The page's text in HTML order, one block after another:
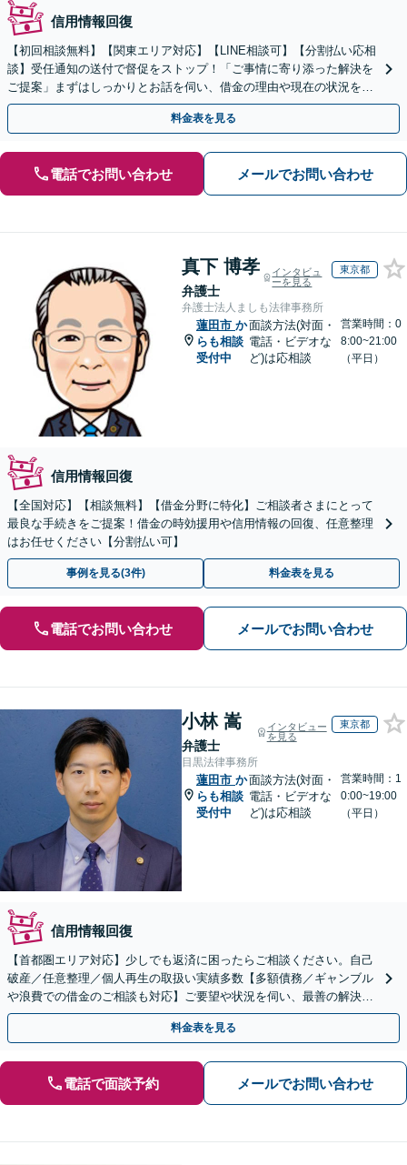
信用情報回復
【初回相談無料】【関東エリア対応】【LINE相談可】【分割払い応相
談】受任通知の送付で督促をストップ！「ご事情に寄り添った解決を
ご提案」まずはしっかりとお話を伺い、借金の理由や現在の状況を丁
寧にお聞きするので、ぜひお気軽にご相談ください。
料金表を見る
電話でお問い合わせ メールでお問い合わせ
真下 博孝
弁護士
インタビュ
ーを見る
東京都
弁護士法人ましも法律事務所
蓮田市 か
らも相談
受付中
面談方法(対面・
電話・ビデオな
ど)は応相談
営業時間：0
8:00~21:00
（平日）
信用情報回復
【全国対応】【相談無料】【借金分野に特化】ご相談者さまにとって
最良な手続きをご提案！借金の時効援用や信用情報の回復、任意整理
はお任せください【分割払い可】
事例を見る(3件) 料金表を見る
電話でお問い合わせ メールでお問い合わせ
小林 嵩
弁護士
インタビュー
を見る
東京都
目黒法律事務所
蓮田市 か
らも相談
受付中
面談方法(対面・
電話・ビデオな
ど)は応相談
営業時間：1
0:00~19:00
（平日）
信用情報回復
【首都圏エリア対応】少しでも返済に困ったらご相談ください。自己
破産／任意整理／個人再生の取扱い実績多数【多額債務／ギャンブル
や浪費での借金のご相談も対応】ご要望や状況を伺い、最善の解決を
目指します
料金表を見る
電話で面談予約 メールでお問い合わせ